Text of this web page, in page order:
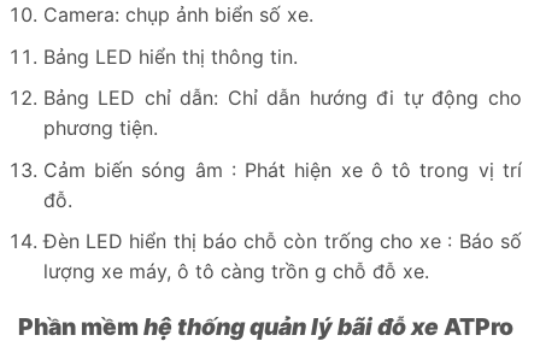
Camera: chụp ảnh biển số xe.
Bảng LED hiển thị thông tin.
Bảng LED chỉ dẫn: Chỉ dẫn hướng đi tự động cho
phương tiện.
Cảm biến sóng âm : Phát hiện xe ô tô trong vị trí
đỗ.
Đèn LED hiển thị báo chỗ còn trống cho xe : Báo số
lượng xe máy, ô tô càng trồn g chỗ đỗ xe.
Phần mềmhệ thống quản lý bãi đỗ xe ATPro